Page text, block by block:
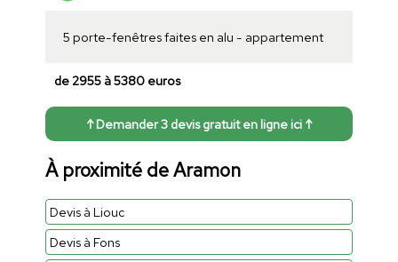
5 porte-fenêtres faites en alu - appartement
de 2955 à 5380 euros
↑ Demander 3 devis gratuit en ligne ici ↑
À proximité de Aramon
Devis à Liouc
Devis à Fons